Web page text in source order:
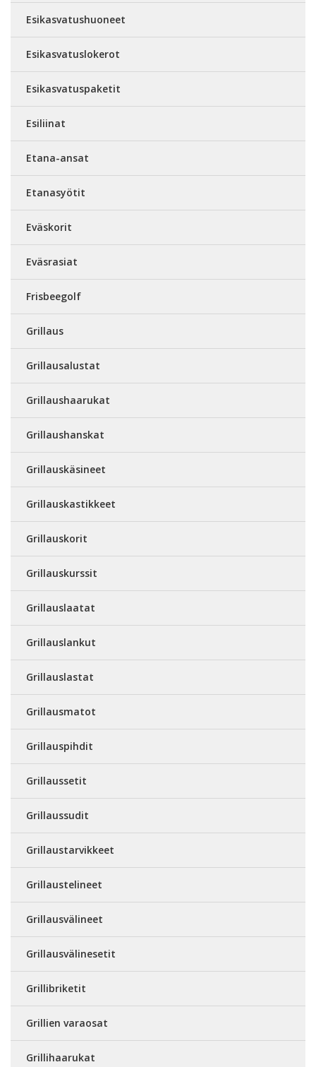
Esikasvatushuoneet
Esikasvatuslokerot
Esikasvatuspaketit
Esiliinat
Etana-ansat
Etanasyötit
Eväskorit
Eväsrasiat
Frisbeegolf
Grillaus
Grillausalustat
Grillaushaarukat
Grillaushanskat
Grillauskäsineet
Grillauskastikkeet
Grillauskorit
Grillauskurssit
Grillauslaatat
Grillauslankut
Grillauslastat
Grillausmatot
Grillauspihdit
Grillaussetit
Grillaussudit
Grillaustarvikkeet
Grillaustelineet
Grillausvälineet
Grillausvälinesetit
Grillibriketit
Grillien varaosat
Grillihaarukat